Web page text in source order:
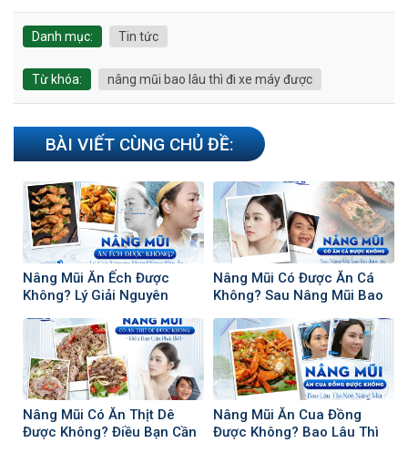
Danh mục: Tin tức
Từ khóa: nâng mũi bao lâu thì đi xe máy được
BÀI VIẾT CÙNG CHỦ ĐỀ:
Nâng Mũi Ăn Ếch Được
Không? Lý Giải Nguyên
Nâng Mũi Có Được Ăn Cá
Không? Sau Nâng Mũi Bao
Nâng Mũi Có Ăn Thịt Dê
Được Không? Điều Bạn Cần
Nâng Mũi Ăn Cua Đồng
Được Không? Bao Lâu Thì